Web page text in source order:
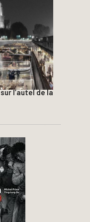
l’autel de la